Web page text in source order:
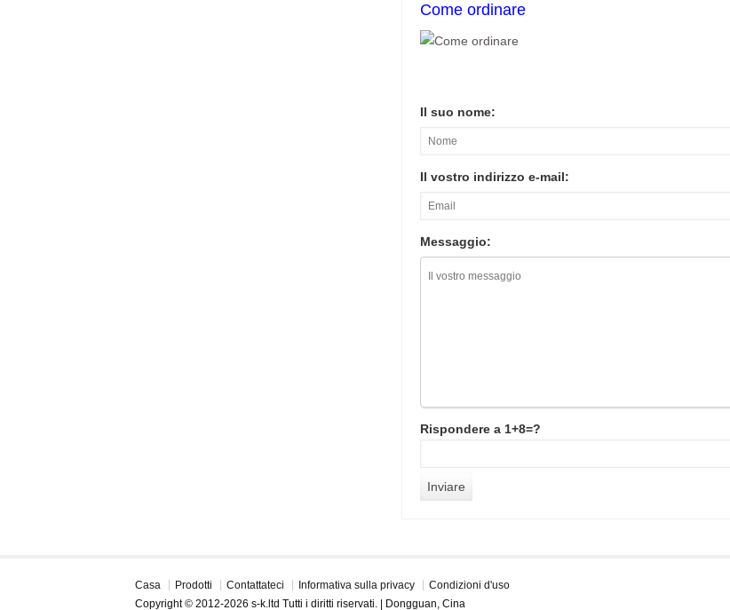
Come ordinare
Il suo nome:
Il vostro indirizzo e-mail:
Messaggio:
Rispondere a 1+8=?
Casa Prodotti Contattateci Informativa sulla privacy
Condizioni d'uso
Copyright © 2012-2026 s-k.ltd Tutti i diritti riservati. | Dongguan, Cina